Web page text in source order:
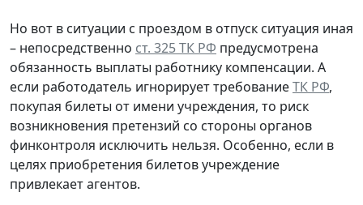
Но вот в ситуации с проездом в отпуск ситуация иная
– непосредственно ст. 325 ТК РФ предусмотрена
обязанность выплаты работнику компенсации. А
если работодатель игнорирует требованиеТК РФ,
покупая билеты от имени учреждения, то риск
возникновения претензий со стороны органов
финконтроля исключить нельзя. Особенно, если в
целях приобретения билетов учреждение
привлекает агентов.